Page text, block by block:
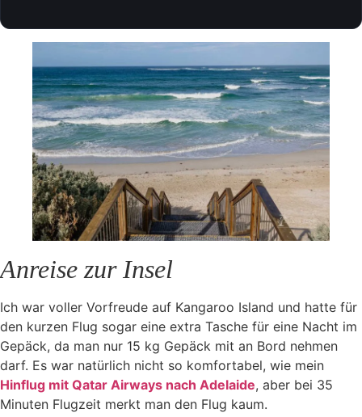
Anreise zur Insel
Ich war voller Vorfreude auf Kangaroo Island und hatte für
den kurzen Flug sogar eine extra Tasche für eine Nacht im
Gepäck, da man nur 15 kg Gepäck mit an Bord nehmen
darf. Es war natürlich nicht so komfortabel, wie mein
Hinflug mit Qatar Airways nach Adelaide, aber bei 35
Minuten Flugzeit merkt man den Flug kaum.